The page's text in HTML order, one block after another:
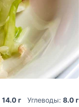
14.0 г Углеводы: 8.0 г